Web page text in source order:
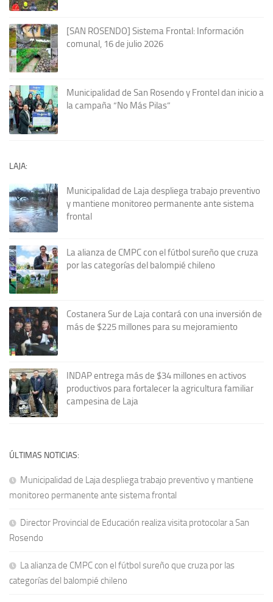
[SAN ROSENDO] Sistema Frontal: Información
comunal, 16 de julio 2026
Municipalidad de San Rosendo y Frontel dan inicio a
la campaña “No Más Pilas”
LAJA:
Municipalidad de Laja despliega trabajo preventivo
y mantiene monitoreo permanente ante sistema
frontal
La alianza de CMPC con el fútbol sureño que cruza
por las categorías del balompié chileno
Costanera Sur de Laja contará con una inversión de
más de $225 millones para su mejoramiento
INDAP entrega más de $34 millones en activos
productivos para fortalecer la agricultura familiar
campesina de Laja
ÚLTIMAS NOTICIAS:
Municipalidad de Laja despliega trabajo preventivo y mantiene
monitoreo permanente ante sistema frontal
Director Provincial de Educación realiza visita protocolar a San
Rosendo
La alianza de CMPC con el fútbol sureño que cruza por las
categorías del balompié chileno